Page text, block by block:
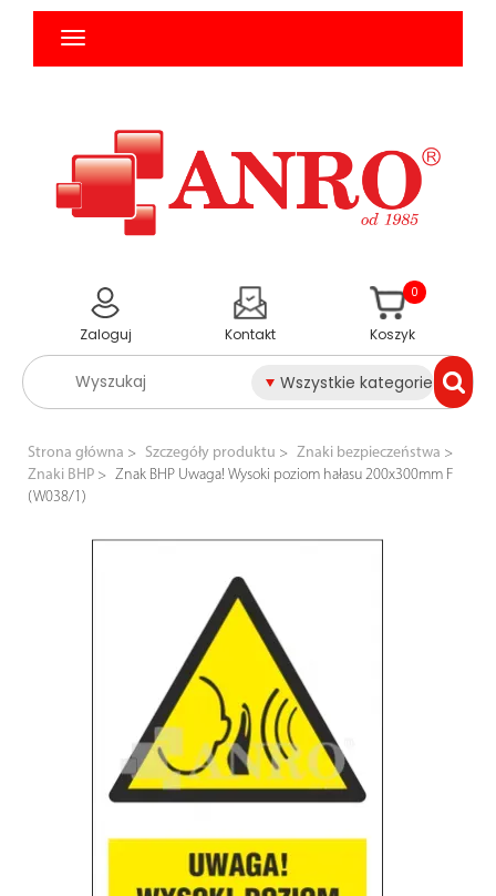
Wszystkie kategorie
Zaloguj Kontakt Koszyk
0
Strona główna Szczegóły produktu
Znaki bezpieczeństwa
Znaki BHP
Znak BHP Uwaga! Wysoki poziom hałasu 200x300mm F
(W038/1)